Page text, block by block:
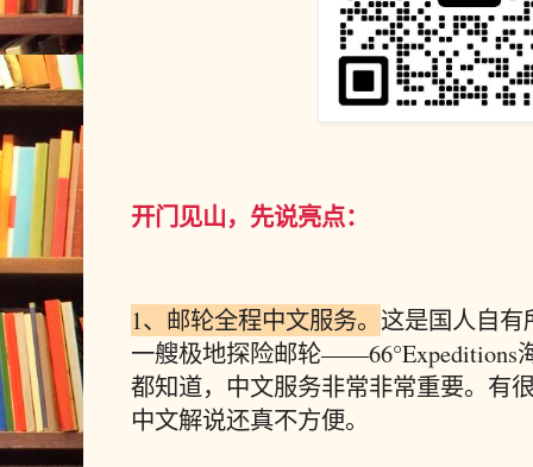
开门见山，先说亮点：
1、邮轮全程中文服务。 这是国人自
一艘极地探险邮轮——
都知道，中文服务非常非常重要。有
中文解说还真不方便。